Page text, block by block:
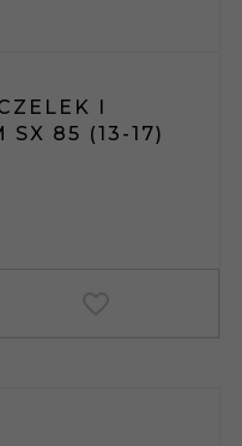
I
SX 85 (13-17)